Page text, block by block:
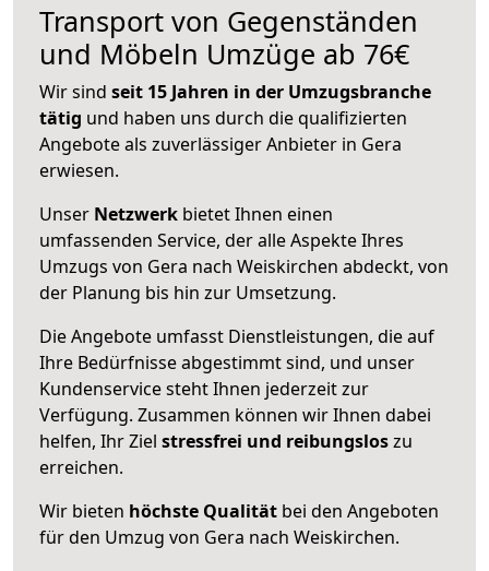
Transport von Gegenständen
und Möbeln Umzüge ab 76€
Wir sind seit 15 Jahren in der Umzugsbranche
tätig und haben uns durch die qualifizierten
Angebote als zuverlässiger Anbieter in Gera
erwiesen.
Unser Netzwerk bietet Ihnen einen
umfassenden Service, der alle Aspekte Ihres
Umzugs von Gera nach Weiskirchen abdeckt, von
der Planung bis hin zur Umsetzung.
Die Angebote umfasst Dienstleistungen, die auf
Ihre Bedürfnisse abgestimmt sind, und unser
Kundenservice steht Ihnen jederzeit zur
Verfügung. Zusammen können wir Ihnen dabei
helfen, Ihr Ziel stressfrei und reibungsloszu
erreichen.
Wir bieten höchste Qualität bei den Angeboten
für den Umzug von Gera nach Weiskirchen.